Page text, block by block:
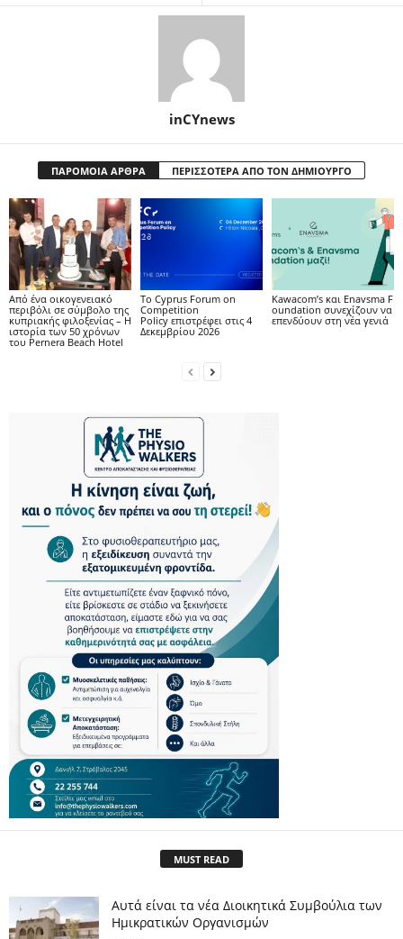
inCYnews
ΠΑΡΟΜΟΙΑ ΑΡΘΡΑ ΠΕΡΙΣΣΟΤΕΡΑ ΑΠΟ ΤΟΝ ΔΗΜΙΟΥΡΓΟ
Από ένα οικογενειακό
περιβόλι σε σύμβολο της
κυπριακής φιλοξενίας – Η
ιστορία των 50 χρόνων
του Pernera Beach Hotel
Το Cyprus Forum on
Competition
Policy επιστρέφει στις 4
Δεκεμβρίου 2026
Kawacom’s και Enavsma F
oundation συνεχίζουν να
επενδύουν στη νέα γενιά
MUST READ
Αυτά είναι τα νέα Διοικητικά Συμβούλια των
Ημικρατικών Οργανισμών